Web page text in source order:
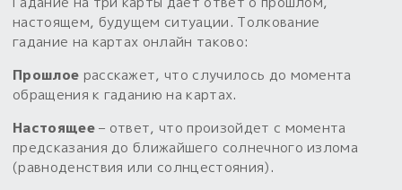
Товары недели
Безоплатная доставка
на заказ от 4 тыс. руб. со скидкой
к заказу от 3 тыс. руб.
настоящем, будущем ситуации. Толкование
гадание на картах онлайн таково:
Прошлое расскажет, что случилось до момента
обращения к гаданию на картах.
Настоящее– ответ, что произойдет с момента
предсказания до ближайшего солнечного излома
(равноденствия или солнцестояния).